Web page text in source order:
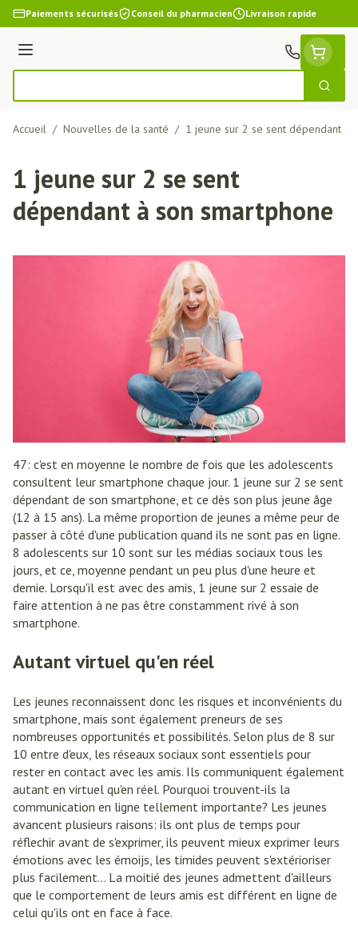
Aller au contenu
Paiements sécurisés Conseil du pharmacien Livraison rapide
Menu
Accueil / Nouvelles de la santé / 1 jeune sur 2 se sent dépendant à
1 jeune sur 2 se sent
dépendant à son smartphone
47: c'est en moyenne le nombre de fois que les adolescents
consultent leur smartphone chaque jour. 1 jeune sur 2 se sent
dépendant de son smartphone, et ce dès son plus jeune âge
(12 à 15 ans). La même proportion de jeunes a même peur de
passer à côté d'une publication quand ils ne sont pas en ligne.
8 adolescents sur 10 sont sur les médias sociaux tous les
jours, et ce, moyenne pendant un peu plus d'une heure et
demie. Lorsqu'il est avec des amis, 1 jeune sur 2 essaie de
faire attention à ne pas être constamment rivé à son
smartphone.
Autant virtuel qu'en réel
Les jeunes reconnaissent donc les risques et inconvénients du
smartphone, mais sont également preneurs de ses
nombreuses opportunités et possibilités. Selon plus de 8 sur
10 entre d'eux, les réseaux sociaux sont essentiels pour
rester en contact avec les amis. Ils communiquent également
autant en virtuel qu'en réel. Pourquoi trouvent-ils la
communication en ligne tellement importante? Les jeunes
avancent plusieurs raisons: ils ont plus de temps pour
réflechir avant de s'exprimer, ils peuvent mieux exprimer leurs
émotions avec les émoijs, les timides peuvent s'extérioriser
plus facilement... La moitié des jeunes admettent d'ailleurs
que le comportement de leurs amis est différent en ligne de
celui qu'ils ont en face à face.